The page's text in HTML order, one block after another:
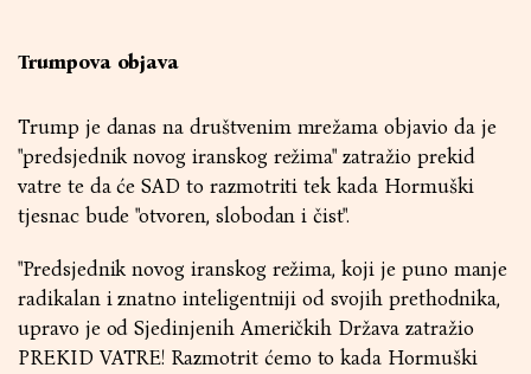
Trumpova objava
Trump je danas na društvenim mrežama objavio da je
"predsjednik novog iranskog režima" zatražio prekid
vatre te da će SAD to razmotriti tek kada Hormuški
tjesnac bude "otvoren, slobodan i čist".
"Predsjednik novog iranskog režima, koji je puno manje
radikalan i znatno inteligentniji od svojih prethodnika,
upravo je od Sjedinjenih Američkih Država zatražio
PREKID VATRE! Razmotrit ćemo to kada Hormuški